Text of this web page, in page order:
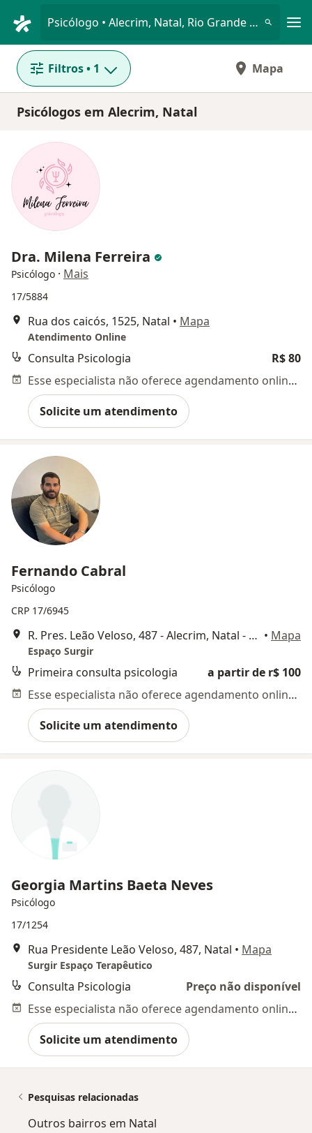
Psicólogo • Alecrim, Natal, Rio Grande do Norte RN
Filtros• 1 Mapa
Psicólogos em Alecrim, Natal
Dra. Milena Ferreira
Psicólogo · Mais
17/5884
Rua dos caicós, 1525, Natal • Mapa
Atendimento Online
Consulta Psicologia
R$ 80
Esse especialista não oferece agendamento online para esse endereço.
Solicite um atendimento
Fernando Cabral
Psicólogo
CRP 17/6945
R. Pres. Leão Veloso, 487 - Alecrim, Natal - RN, Natal • Mapa
Espaço Surgir
Primeira consulta psicologia
a partir de r$ 100
Esse especialista não oferece agendamento online para esse endereço.
Solicite um atendimento
Georgia Martins Baeta Neves
Psicólogo
17/1254
Rua Presidente Leão Veloso, 487, Natal • Mapa
Surgir Espaço Terapêutico
Consulta Psicologia
Preço não disponível
Esse especialista não oferece agendamento online para esse endereço.
Solicite um atendimento
Pesquisas relacionadas
Outros bairros em Natal